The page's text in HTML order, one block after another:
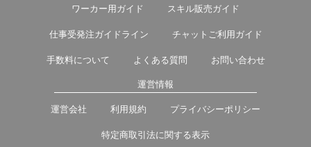
ワーカー用ガイド スキル販売ガイド
仕事受発注ガイドライン チャットご利用ガイド
手数料について よくある質問 お問い合わせ
運営情報
運営会社 利用規約 プライバシーポリシー
特定商取引法に関する表示